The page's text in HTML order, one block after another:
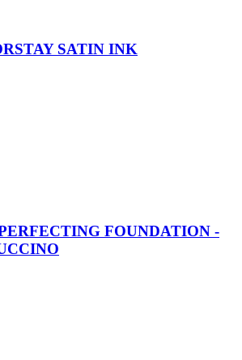
SATIN INK
FOUNDATION -